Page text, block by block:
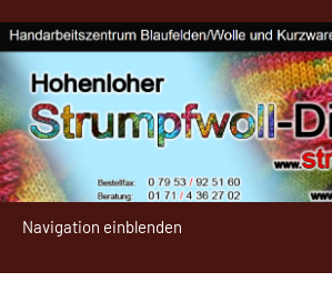
Navigation einblenden